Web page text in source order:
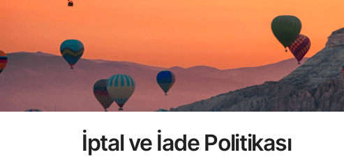
İptal ve İade Politikası